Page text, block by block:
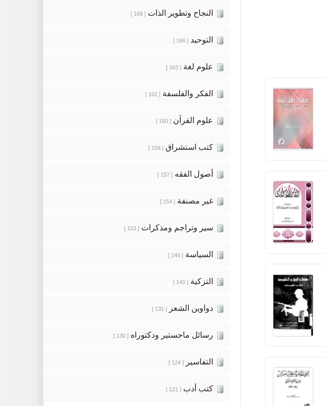
النجاح وتطوير الذات [ 169 ]
التوحيد [ 166 ]
علوم لغة [ 163 ]
الفكر والفلسفة [ 162 ]
علوم القرآن [ 160 ]
كتب استشراق [ 158 ]
أصول الفقه [ 157 ]
غير مصنفة [ 154 ]
سير وتراجم ومذكرات [ 153 ]
السياسة [ 146 ]
التزكية [ 140 ]
دواوين الشعر [ 131 ]
رسائل ماجستير ودكتوراه [ 130 ]
التفاسير [ 124 ]
كتب أدب [ 121 ]